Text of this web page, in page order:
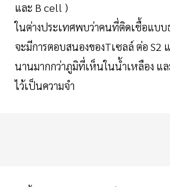
และ B cell )
ในต่างประเทศพบว่าคนที่ติดเชื้อแบ
จะมีการตอบสนองของTเซลล์ ต่อ S2
นานมากกว่าภูมิที่เห็นในน้ำเหลือง แ
ไว้เป็นความจำ